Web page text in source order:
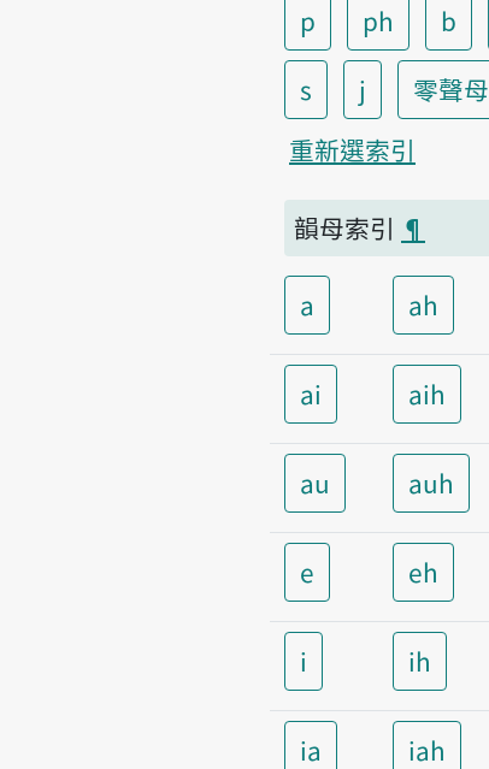
p
ph b
s
j
零聲母
重新選索引
韻母索引 ¶
a ah
ai aih
au auh
e eh
i ih
ia iah